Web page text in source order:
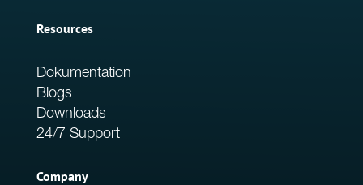
Resources
Dokumentation
Blogs
Downloads
24/7 Support
Company